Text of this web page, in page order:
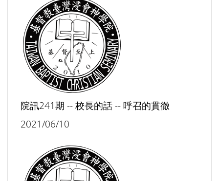
院訊241期 -- 校長的話 -- 呼召的貫徹
2021/06/10